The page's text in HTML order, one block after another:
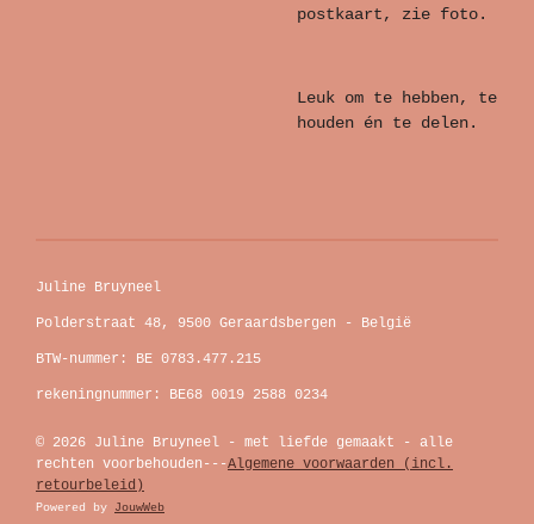
postkaart, zie foto.
Leuk om te hebben, te
houden én te delen.
Juline Bruyneel
Polderstraat 48, 9500 Geraardsbergen - België
BTW-nummer: BE 0783.477.215
rekeningnummer: BE68 0019 2588 0234
© 2026 Juline Bruyneel - met liefde gemaakt - alle
rechten voorbehouden---Algemene voorwaarden (incl.
retourbeleid)
Powered by JouwWeb